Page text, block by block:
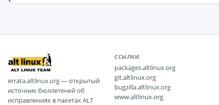
errata.altlinux.org — открытый
источник бюллетеней об
исправлениях в пакетах ALT
ССЫЛКИ
packages.altlinux.org
git.altlinux.org
bugzilla.altlinux.org
www.altlinux.org